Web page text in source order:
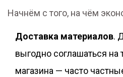
Начнём с того, на чём
Доставка материалов.
выгодно соглашаться на
магазина — часто